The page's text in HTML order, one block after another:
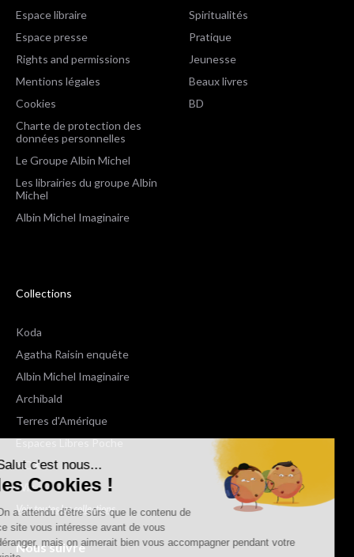
Salut c'est nous...
les Cookies !
On a attendu d'être sûrs que le contenu de
ce site vous intéresse avant de vous
déranger, mais on aimerait bien vous accompagner pendant votre
Espace libraire
Espace presse
Rights and permissions
Mentions légales
Cookies
Charte de protection des
données personnelles
Le Groupe Albin Michel
Les librairies du groupe Albin
Michel
Albin Michel Imaginaire
Spiritualités
Pratique
Jeunesse
Beaux livres
BD
Collections
Koda
Agatha Raisin enquête
Albin Michel Imaginaire
Archibald
Terres d'Amérique
Espaces Libres Poche
NOX
Wiz
Voir toutes les collections
Nous suivre